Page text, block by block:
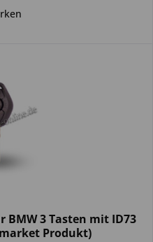
3 Tasten mit ID73
Produkt)